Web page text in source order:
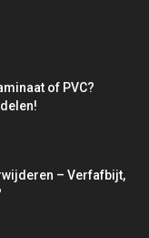
of PVC?
– Verfafbijt,